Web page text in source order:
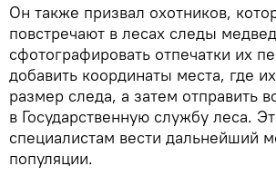
Он также призвал охотников,
повстречают в лесах следы
сфотографировать отпечатки их
добавить координаты места, где
размер следа, а затем отправить
в Государственную службу леса.
специалистам вести дальнейший
популяции.